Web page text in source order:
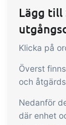
Lägg till
Klicka på
Överst
och
Nedanför
där enhet